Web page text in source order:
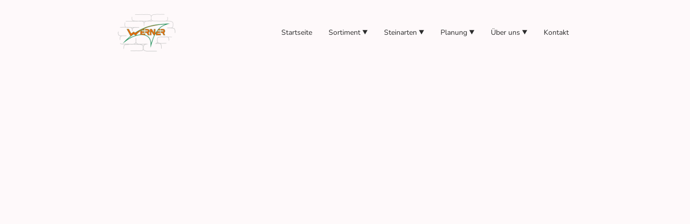
Startseite Sortiment Steinarten Planung Über uns Kontakt